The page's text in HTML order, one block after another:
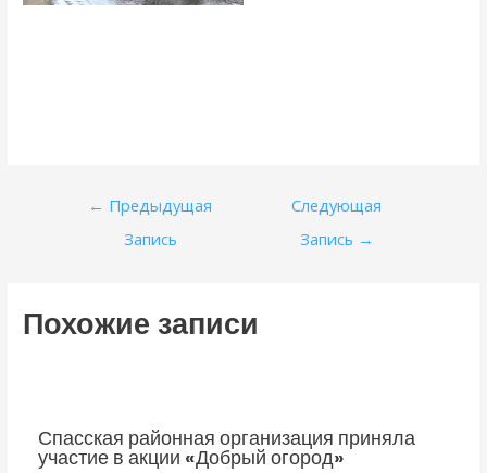
Навигация
← Предыдущая
Запись
Следующая
Запись →
Похожие записи
Спасская районная организация приняла
участие в акции «Добрый огород»